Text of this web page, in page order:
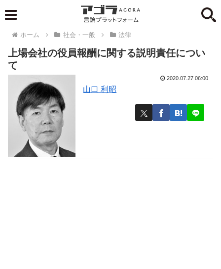
ホーム 社会・一般 法律
上場会社の役員報酬に関する説明責任につい
て
山口 利昭
2020.07.27 06:00